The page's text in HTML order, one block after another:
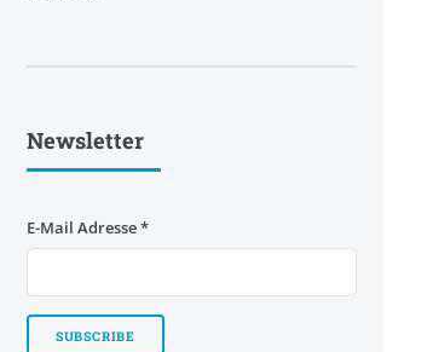
Newsletter
E-Mail Adresse*